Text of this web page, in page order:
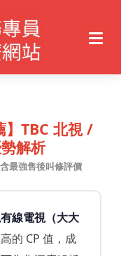
】TBC 北視 /
解析
含最強售後叫修評價
線電視（大大
的 CP 值，成